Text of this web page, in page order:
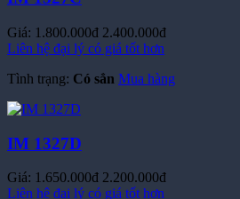
Giá: 1.800.000đ 2.400.000đ
Liên hệ đại lý có giá tốt hơn
Tình trạng: Có sẳn Mua hàng
IM 1327D
Giá: 1.650.000đ 2.200.000đ
Liên hệ đại lý có giá tốt hơn